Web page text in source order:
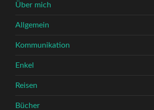
Über mich
Allgemein
Kommunikation
Enkel
Reisen
Bücher